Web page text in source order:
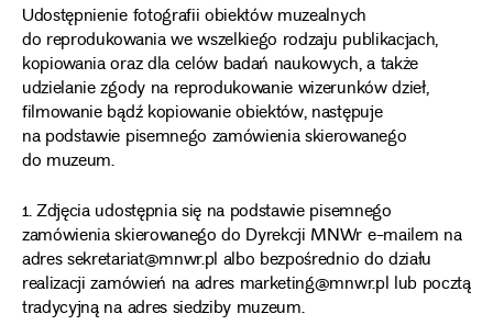
Udostępnienie fotografii obiektów muzealnych
do reprodukowania we wszelkiego rodzaju publikacjach,
kopiowania oraz dla celów badań naukowych, a także
udzielanie zgody na reprodukowanie wizerunków dzieł,
filmowanie bądź kopiowanie obiektów, następuje
na podstawie pisemnego zamówienia skierowanego
do muzeum.
1. Zdjęcia udostępnia się na podstawie pisemnego
zamówienia skierowanego do Dyrekcji MNWr e-mailem na
adres sekretariat@mnwr.pl albo bezpośrednio do działu
realizacji zamówień na adres marketing@mnwr.pl lub pocztą
tradycyjną na adres siedziby muzeum.